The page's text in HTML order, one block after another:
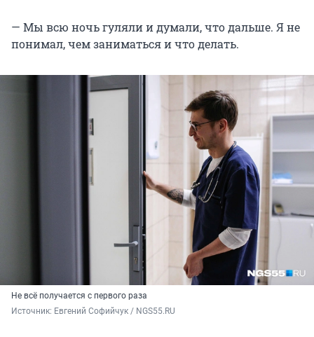
— Мы всю ночь гуляли и думали, что дальше. Я не
понимал, чем заниматься и что делать.
Не всё получается с первого раза
Источник: Евгений Софийчук / NGS55.RU